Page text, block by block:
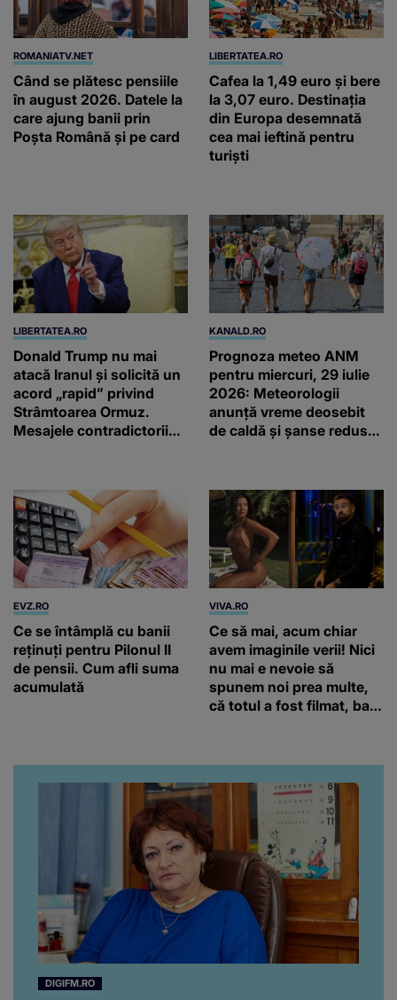
ROMANIATV.NET
Când se plătesc pensiile
în august 2026. Datele la
care ajung banii prin
Poșta Română și pe card
LIBERTATEA.RO
Cafea la 1,49 euro și bere
la 3,07 euro. Destinația
din Europa desemnată
cea mai ieftină pentru
turiști
LIBERTATEA.RO
Donald Trump nu mai
atacă Iranul și solicită un
acord „rapid” privind
Strâmtoarea Ormuz.
Mesajele contradictorii
KANALD.RO
Prognoza meteo ANM
pentru miercuri, 29 iulie
2026: Meteorologii
anunță vreme deosebit
de caldă și șanse reduse
EVZ.RO
Ce se întâmplă cu banii
reținuți pentru Pilonul II
de pensii. Cum afli suma
acumulată
VIVA.RO
Ce să mai, acum chiar
avem imaginile verii! Nici
nu mai e nevoie să
spunem noi prea multe,
că totul a fost filmat, ba
da, frumoasa iubită a lui
Florin Ristei e...
DIGIFM.RO